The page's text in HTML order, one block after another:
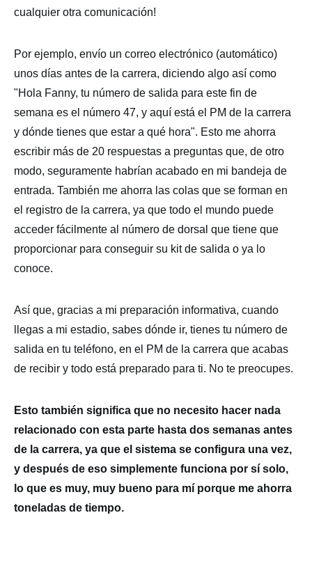
cualquier otra comunicación!
Por ejemplo, envío un correo electrónico (automático)
unos días antes de la carrera, diciendo algo así como
"Hola Fanny, tu número de salida para este fin de
semana es el número 47, y aquí está el PM de la carrera
y dónde tienes que estar a qué hora". Esto me ahorra
escribir más de 20 respuestas a preguntas que, de otro
modo, seguramente habrían acabado en mi bandeja de
entrada. También me ahorra las colas que se forman en
el registro de la carrera, ya que todo el mundo puede
acceder fácilmente al número de dorsal que tiene que
proporcionar para conseguir su kit de salida o ya lo
conoce.
Así que, gracias a mi preparación informativa, cuando
llegas a mi estadio, sabes dónde ir, tienes tu número de
salida en tu teléfono, en el PM de la carrera que acabas
de recibir y todo está preparado para ti. No te preocupes.
Esto también significa que no necesito hacer nada
relacionado con esta parte hasta dos semanas antes
de la carrera, ya que el sistema se configura una vez,
y después de eso simplemente funciona por sí solo,
lo que es muy, muy bueno para mí porque me ahorra
toneladas de tiempo.